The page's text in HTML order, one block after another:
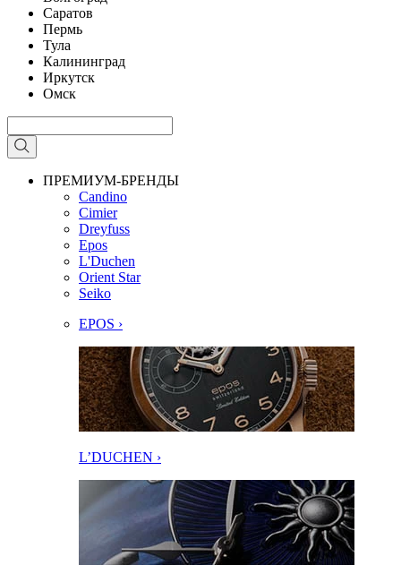
Саратов
Пермь
Тула
Калининград
Иркутск
Омск
ПРЕМИУМ-БРЕНДЫ
Candino
Cimier
Dreyfuss
Epos
L'Duchen
Orient Star
Seiko
EPOS ›
L’DUCHEN ›